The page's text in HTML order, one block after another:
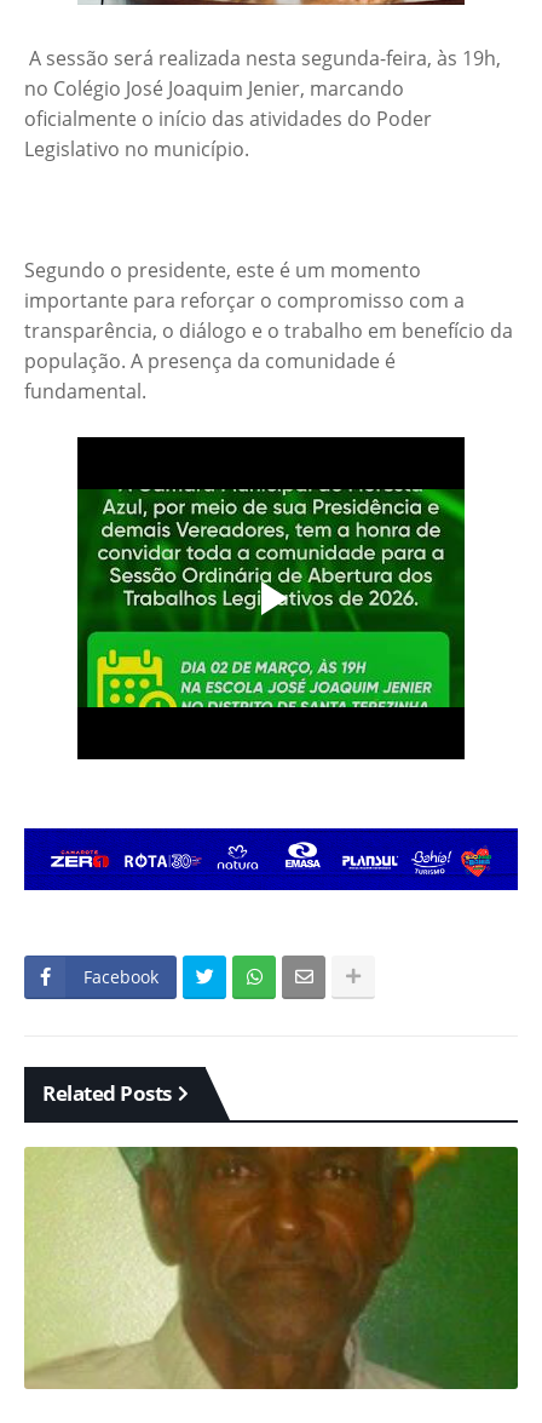
A sessão será realizada nesta segunda-feira, às 19h,
no Colégio José Joaquim Jenier, marcando
oficialmente o início das atividades do Poder
Legislativo no município.
Segundo o presidente, este é um momento
importante para reforçar o compromisso com a
transparência, o diálogo e o trabalho em benefício da
população. A presença da comunidade é
fundamental.
Facebook
Related Posts